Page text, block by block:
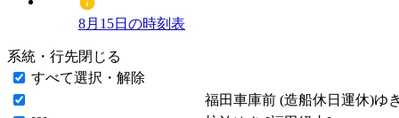
8月15日の時刻表
系統・行先閉じる
すべて選択・解除
福田車庫前 (造船休日運休)ゆき